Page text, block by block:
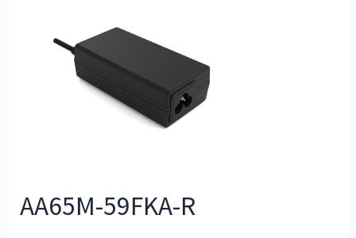
AA65M-59FKA-R